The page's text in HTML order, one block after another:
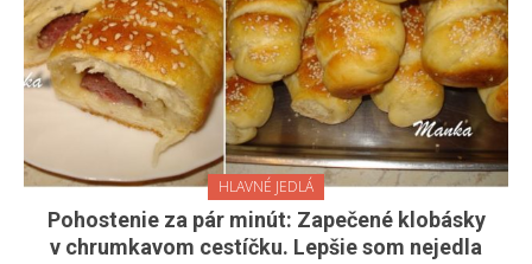
HLAVNÉ JEDLÁ
Pohostenie za pár minút: Zapečené klobásky
v chrumkavom cestíčku. Lepšie som nejedla